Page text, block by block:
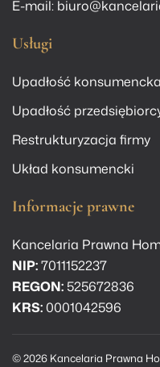
E-mail:
Usługi
Upadłość konsumencka
Upadłość
Restrukturyzacja firmy
Układ konsumencki
Informacje prawne
Kancelaria Prawna
NIP:7011152237
REGON: 525672836
KRS:0001042596
©2026 Kancelaria Prawna